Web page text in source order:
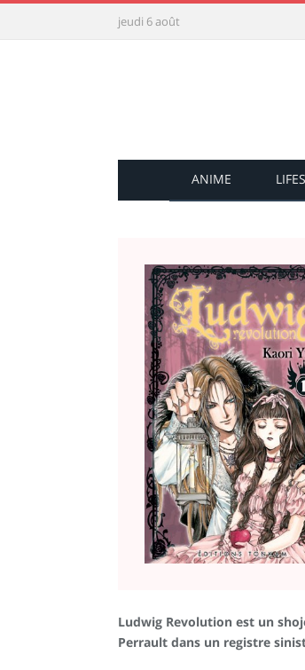
jeudi 6 août
ANIME
Ludwig Revolution est un
Perrault dans un registre